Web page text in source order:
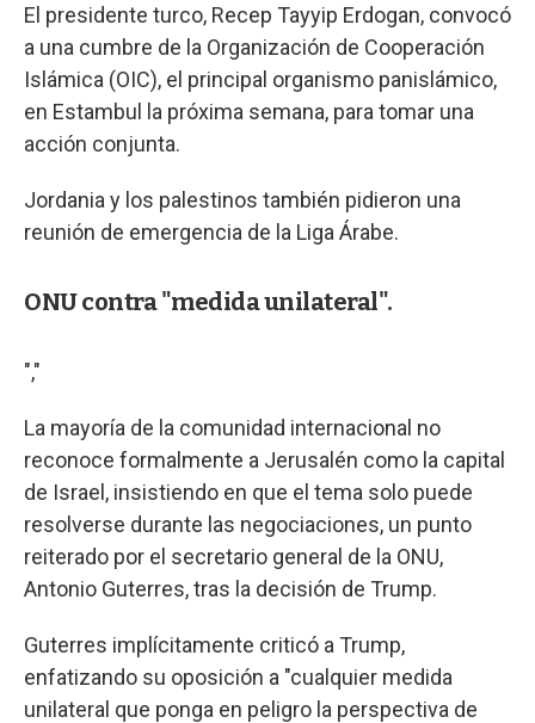
El presidente turco, Recep Tayyip Erdogan, convocó
a una cumbre de la Organización de Cooperación
Islámica (OIC), el principal organismo panislámico,
en Estambul la próxima semana, para tomar una
acción conjunta.
Jordania y los palestinos también pidieron una
reunión de emergencia de la Liga Árabe.
ONU contra "medida unilateral".
","
La mayoría de la comunidad internacional no
reconoce formalmente a Jerusalén como la capital
de Israel, insistiendo en que el tema solo puede
resolverse durante las negociaciones, un punto
reiterado por el secretario general de la ONU,
Antonio Guterres, tras la decisión de Trump.
Guterres implícitamente criticó a Trump,
enfatizando su oposición a "cualquier medida
unilateral que ponga en peligro la perspectiva de